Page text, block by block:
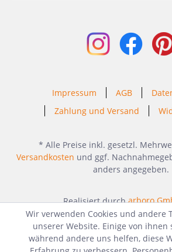
Impressum AGB
Zahlung und Versand
* Alle Preise inkl. gesetzl.
Versandkosten und ggf.
anders angegeben.
Realisiert durcharboro
Wir verwenden Cookies und andere
unserer Website. Einige von ihnen
während andere uns helfen, diese